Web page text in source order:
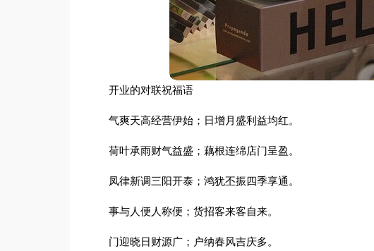
开业的对联祝福语
气爽天高经营伊始；日增月盛利益均红。
荷叶承雨财气益盛；藕根连绵店门呈盈。
凤律新调三阳开泰；鸿犹丕振四季享通。
事与人便人称便；货招客来客自来。
门迎晓日财源广；户纳春风吉庆多。